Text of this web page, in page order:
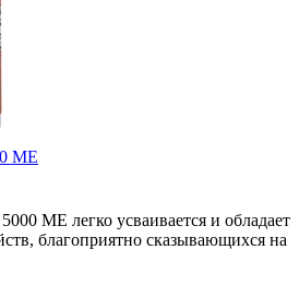
МЕ
МЕ легко усваивается и обладает
благоприятно сказывающихся на